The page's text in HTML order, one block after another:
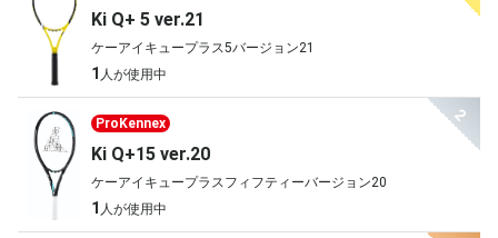
Ki Q+ 5 ver.21
ケーアイキュープラス5バージョン21
1 人が使用中
ProKennex
Ki Q+15 ver.20
ケーアイキュープラスフィフティーバージョン20
1 人が使用中
2